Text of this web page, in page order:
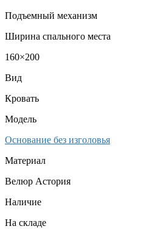
Подъемный механизм
Ширина спального места
160×200
Вид
Кровать
Модель
Основание без изголовья
Материал
Велюр Астория
Наличие
На складе